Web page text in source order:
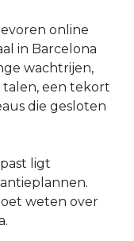
online
in Barcelona
wachtrijen,
een tekort
die gesloten
ligt
weten over